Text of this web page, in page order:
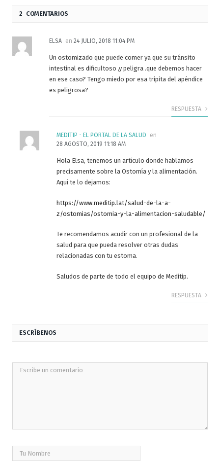
2 COMENTARIOS
ELSA en 24 JULIO, 2018 11:04 PM
Un ostomizado que puede comer ya que su tránsito
intestinal es dificultoso ,y peligra .que debemos hacer
en ese caso? Tengo miedo por esa tripita del apéndice
es peligrosa?
RESPUESTA
MEDITIP - EL PORTAL DE LA SALUD
en
28 AGOSTO, 2019 11:18 AM
Hola Elsa, tenemos un artículo donde hablamos
precisamente sobre la Ostomía y la alimentación.
Aquí te lo dejamos:
https://www.meditip.lat/salud-de-la-a-
z/ostomias/ostomia-y-la-alimentacion-saludable/
Te recomendamos acudir con un profesional de la
salud para que pueda resolver otras dudas
relacionadas con tu estoma.
Saludos de parte de todo el equipo de Meditip.
RESPUESTA
ESCRÍBENOS